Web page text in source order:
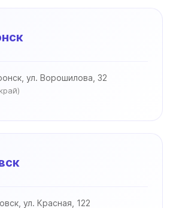
ул. Ворошилова, 32
ул. Красная, 122